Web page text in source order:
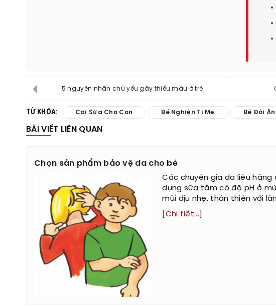
5 nguyên nhân chủ yếu gây thiếu máu ở trẻ
TỪ KHÓA: Cai Sữa Cho Con Bé Nghiện Ti Mẹ Bé Đòi
BÀI VIẾT LIÊN QUAN
Chọn sản phẩm bảo vệ da cho bé
Các chuyên gia da liễu
dụng sữa tắm có độ pH ở
mùi dịu nhẹ, thân thiện với
[Chi tiết...]